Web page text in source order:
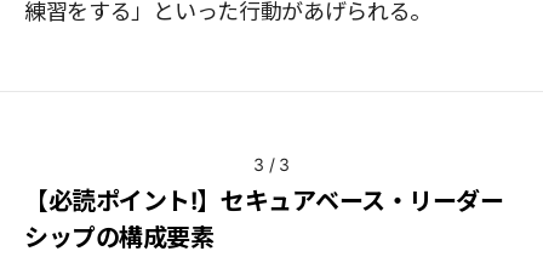
練習をする」といった行動があげられる。
3 / 3
【必読ポイント!】セキュアベース・リーダー
シップの構成要素